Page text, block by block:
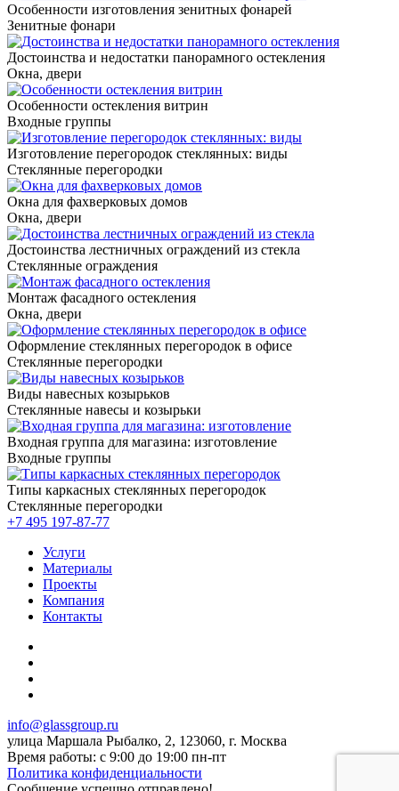
Особенности изготовления зенитных фонарей
Зенитные фонари
Достоинства и недостатки панорамного остекления
Окна, двери
Особенности остекления витрин
Входные группы
Изготовление перегородок стеклянных: виды
Стеклянные перегородки
Окна для фахверковых домов
Окна, двери
Достоинства лестничных ограждений из стекла
Стеклянные ограждения
Монтаж фасадного остекления
Окна, двери
Оформление стеклянных перегородок в офисе
Стеклянные перегородки
Виды навесных козырьков
Стеклянные навесы и козырьки
Входная группа для магазина: изготовление
Входные группы
Типы каркасных стеклянных перегородок
Стеклянные перегородки
+7 495 197-87-77
Услуги
Материалы
Проекты
Компания
Контакты
info@glassgroup.ru
улица Маршала Рыбалко, 2, 123060, г. Москва
Время работы: с 9:00 до 19:00 пн-пт
Политика конфиденциальности